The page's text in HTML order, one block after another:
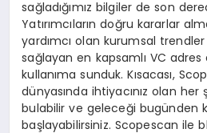
sağladığımız bilgiler de son
Yatırımcıların doğru kararlar
yardımcı olan kurumsal
sağlayan en kapsamlı VC
kullanıma sunduk. Kısacası,
dünyasında ihtiyacınız olan
bulabilir ve geleceği bugünden
başlayabilirsiniz. Scopescan ile